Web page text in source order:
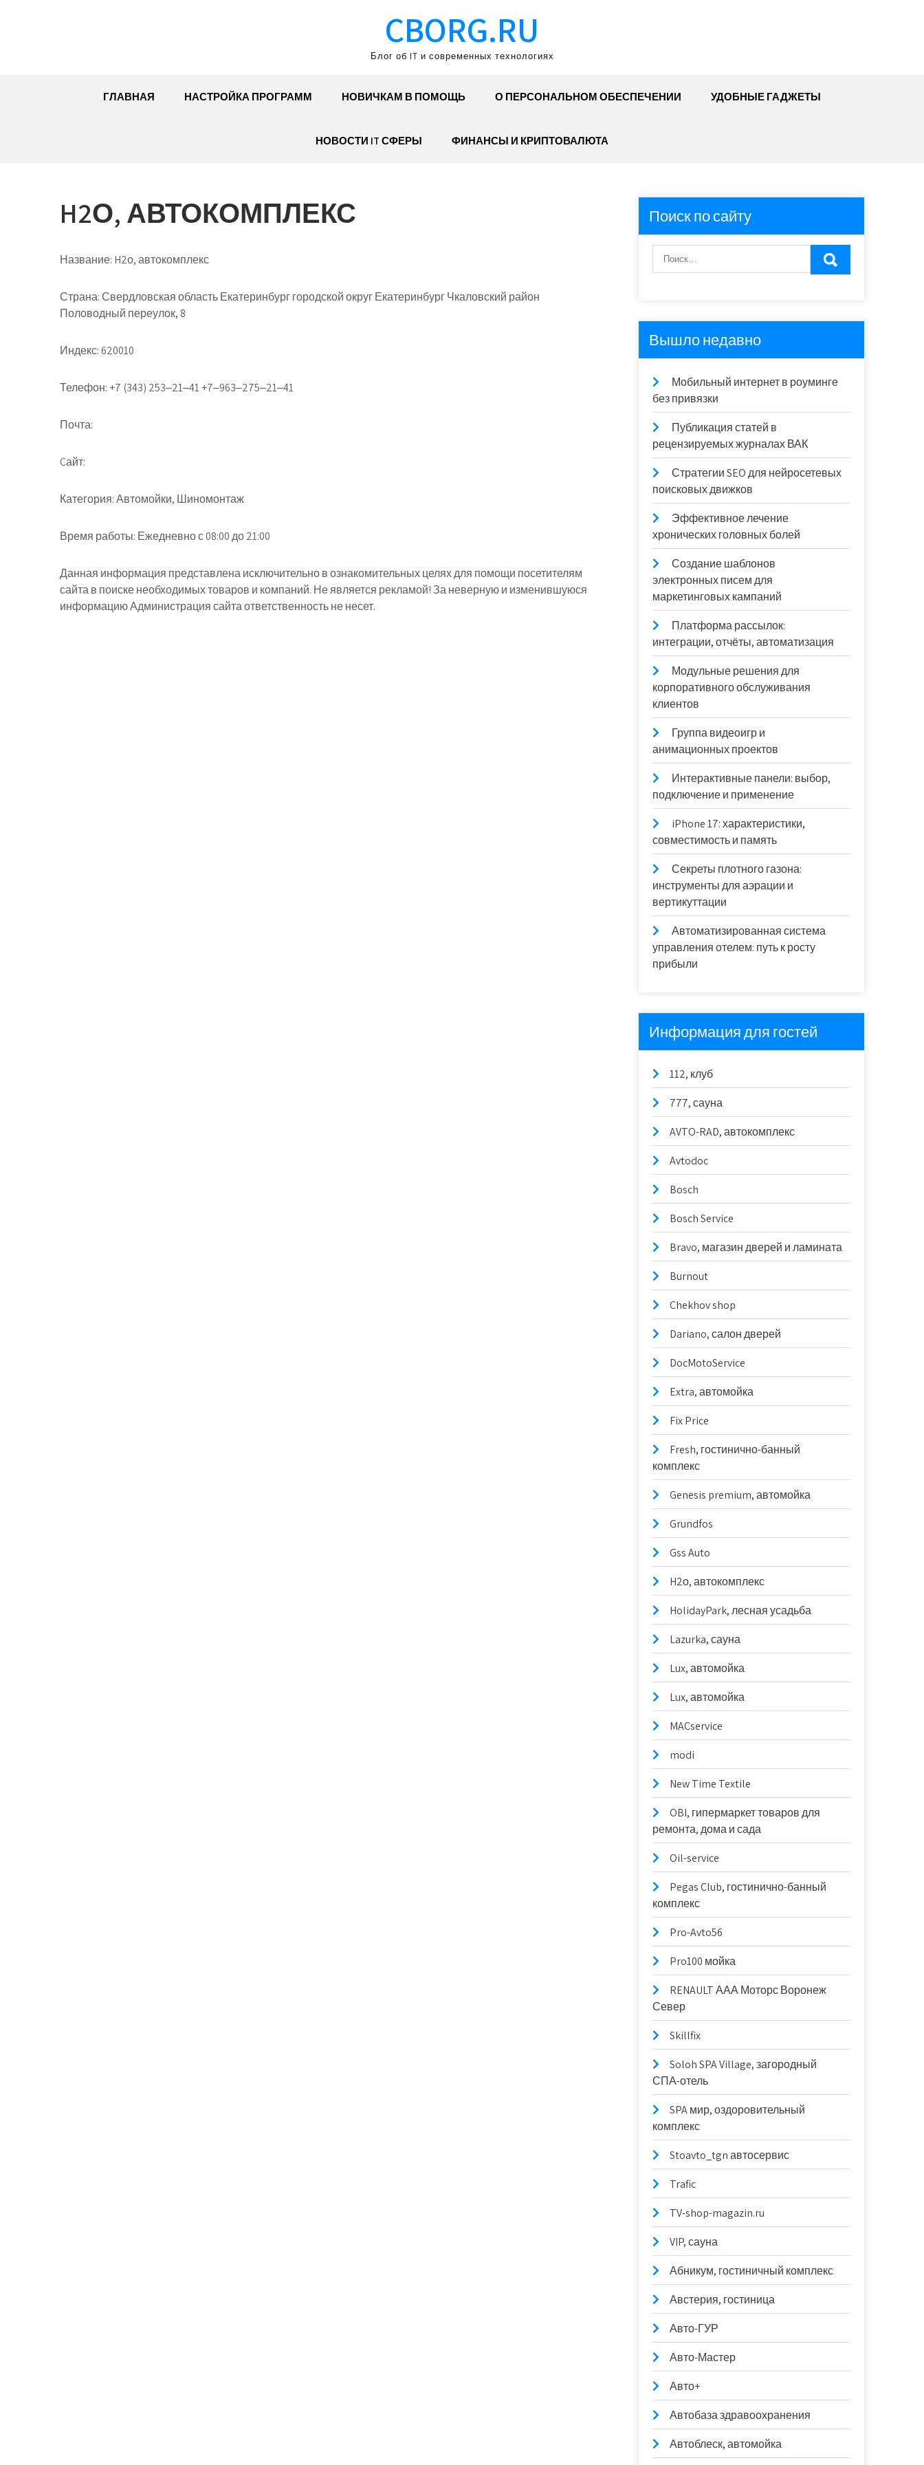
CBORG.RU
Блог об IT и современных технологиях
ГЛАВНАЯ НАСТРОЙКА ПРОГРАММ НОВИЧКАМ В ПОМОЩЬ О ПЕРСОНАЛЬНОМ ОБЕСПЕЧЕНИИ УДОБНЫЕ ГАДЖЕТЫ
НОВОСТИ IT СФЕРЫ ФИНАНСЫ И КРИПТОВАЛЮТА
H2О, АВТОКОМПЛЕКС
Название: H2о, автокомплекс
Страна:Свердловская область Екатеринбург городской округ Екатеринбург Чкаловский район
Половодный переулок, 8
Индекс:620010
Телефон: +7 (343) 253‒21‒41 +7‒963‒275‒21‒41
Почта:
Cайт:
Категория:Автомойки, Шиномонтаж
Время работы: Ежедневно с 08:00 до 21:00
Данная информация представлена исключительно в ознакомительных целях для помощи посетителям
сайта в поиске необходимых товаров и компаний. Не является рекламой! За неверную и изменившуюся
информацию Администрация сайта ответственность не несет.
Поиск по сайту
Вышло недавно
Мобильный интернет в роуминге
без привязки
Публикация статей в
рецензируемых журналах ВАК
Стратегии SEO для нейросетевых
поисковых движков
Эффективное лечение
хронических головных болей
Создание шаблонов
электронных писем для
маркетинговых кампаний
Платформа рассылок:
интеграции, отчёты, автоматизация
Модульные решения для
корпоративного обслуживания
клиентов
Группа видеоигр и
анимационных проектов
Интерактивные панели: выбор,
подключение и применение
iPhone 17: характеристики,
совместимость и память
Секреты плотного газона:
инструменты для аэрации и
вертикуттации
Автоматизированная система
управления отелем: путь к росту
прибыли
Информация для гостей
112, клуб
777, сауна
AVTO-RAD, автокомплекс
Avtodoc
Bosch
Bosch Service
Bravo, магазин дверей и ламината
Burnout
Chekhov shop
Dariano, салон дверей
DocMotoService
Extra, автомойка
Fix Price
Fresh, гостинично-банный
комплекс
Genesis premium, автомойка
Grundfos
Gss Auto
H2о, автокомплекс
HolidayPark, лесная усадьба
Lazurka, сауна
Lux, автомойка
Lux, автомойка
MACservice
modi
New Time Textile
OBI, гипермаркет товаров для
ремонта, дома и сада
Oil-service
Pegas Club, гостинично-банный
комплекс
Pro-Avto56
Pro100 мойка
RENAULT ААА Моторс Воронеж
Север
Skillfix
Soloh SPA Village, загородный
СПА-отель
SPA мир, оздоровительный
комплекс
Stoavto_tgn автосервис
Trafic
TV-shop-magazin.ru
VIP, сауна
Абникум, гостиничный комплекс
Австерия, гостиница
Авто-ГУР
Авто-Мастер
Авто+
Автобаза здравоохранения
Автоблеск, автомойка